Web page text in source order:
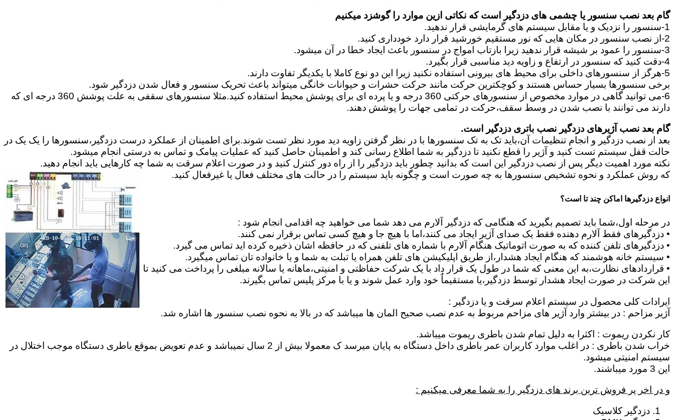
گام بعد نصب سنسور یا چشمی های دزدگیر است که نکاتی ازین موارد را گوشزد میکنیم
1-سنسور را نزدیک و یا مقابل سیستم های گرمایشی قرار ندهید.
2-از نصب سنسور در مکان هایی که نور مستقیم خورشید قرار دارد خودداری کنید.
3-سنسور را عمود بر شیشه قرار ندهید زیرا بازتاب امواج در سنسور باعث ایجاد خطا در آن میشود.
4-دقت کنید که سنسور در ارتفاع و زاویه دید مناسبی قرار بگیرد.
5-هرگز از سنسورهای داخلی برای محیط های بیرونی استفاده نکنید زیرا این دو نوع کاملا با یکدیگر تفاوت دارند.
برخی سنسورها بسیار حساس هستند و کوچکترین حرکت مانند حرکت حشرات و حیوانات خانگی میتواند باعث تحریک سنسور و فعال شدن دزدگیر شود.
6-می توانید گاهی در موارد مخصوص از سنسورهای حرکتی 360 درجه و یا پرده ای برای پوشش محیط استفاده کنید.مثلا سنسورهای سقفی به علت پوشش 360 درجه ای که
دارند می توانند با نصب شدن در وسط سقف،حرکت در تمامی جهات را پوشش دهند.
گام بعد نصب آژیرهای دزدگیر نصب باتری دزدگیر است.
بعد از نصب دزدگیر و انجام تنظیمات آن،باید تک به تک سنسورها با در نظر گرفتن زاویه دید مورد نظر تست شوند.برای اطمینان از عملکرد درست دزدگیر،سنسورها را یک یک در
حالت قفل سیستم تست کنید و آژیر را قطع نکنید تا دزدگیر به شما اطلاع رسانی کند و اطمینان حاصل کنید که عملیات پیامک و تماس به درستی انجام میشود.
نکته مورد اهمیت دیگر پس از نصب دزدگیر این است که بدانید چطور باید دزدگیر را از راه دور کنترل کنید و در صورت اعلام سرقت به شما چه کارهایی باید انجام دهید.
که روش عملکرد و نحوه تشخیص سنسورها به چه صورت است و چگونه باید سیستم را در حالت های مختلف فعال یا غیرفعال کنید.
انواع دزدگیرها اماکن چند تا است؟
در مرحله اول،شما باید تصمیم بگیرید که هنگامی که دزدگیر آلارم می دهد شما می خواهید چه اقدامی انجام شود :
• دزدگیرهای فقط آلارم دهنده فقط یک صدای آژیر ایجاد می کنند،اما با هیچ جا و هیچ کسی تماس برقرار نمی کنند.
• دزدگیرهای تلفن کننده که به صورت اتوماتیک هنگام آلارم با شماره های تلفنی که در حافظه اشان ذخیره کرده اید تماس می گیرد.
• سیستم خانه هوشمند که هنگام ایجاد هشدار،از طریق اپلیکیشن های تلفن همراه یا تبلت به شما و یا خانواده تان تماس میگیرد.
• قراردادهای نظارت،به این معنی که شما در طول یک قرار داد با یک شرکت حفاظتی و امنیتی،ماهانه یا سالانه مبلغی را پرداخت می کنید تا
این شرکت در صورت ایجاد هشدار توسط دزدگیر،یا مستقیماٌ خود وارد عمل شوند و یا با مرکز پلیس تماس بگیرند.
ایرادات کلی محصول در سیستم اعلام سرقت و یا دزدگیر :
آژیر مزاحم : در بیشتر وارد آژیر های مزاحم مربوط به عدم نصب صحیح المان ها میباشد که در بالا به نحوه نصب سنسور ها اشاره شد.
کار نکردن ریموت : اکثرا به دلیل تمام شدن باطری ریموت میباشد.
خراب شدن باطری : در اغلب موارد کاربران عمر باطری داخل دستگاه به پایان میرسد ک معمولا بیش از 2 سال نمیباشد و عدم تعویض بموقع باطری دستگاه موجب اختلال در
سیستم امنیتی میشود.
این 3 مورد میباشند.
و در اخر پر فروش ترین برند های دزدگیر را به شما معرفی میکنیم :
دزدگیر کلاسیک